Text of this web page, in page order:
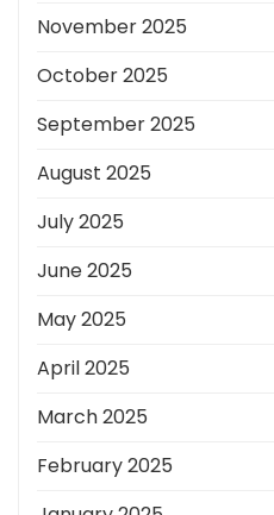
November 2025
October 2025
September 2025
August 2025
July 2025
June 2025
May 2025
April 2025
March 2025
February 2025